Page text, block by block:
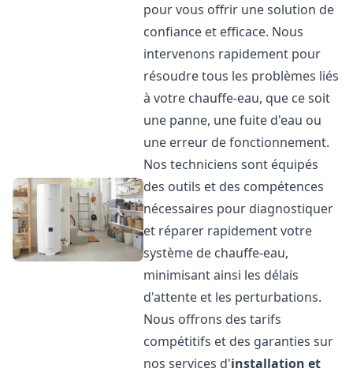
pour vous offrir une solution de
confiance et efficace. Nous
intervenons rapidement pour
résoudre tous les problèmes liés
à votre chauffe-eau, que ce soit
une panne, une fuite d'eau ou
une erreur de fonctionnement.
Nos techniciens sont équipés
des outils et des compétences
nécessaires pour diagnostiquer
et réparer rapidement votre
système de chauffe-eau,
minimisant ainsi les délais
d'attente et les perturbations.
Nous offrons des tarifs
compétitifs et des garanties sur
nos services d'installation et